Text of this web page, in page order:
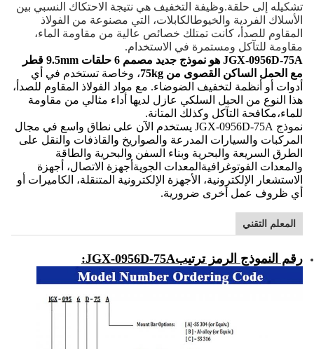
تشكيله إلى حلقة.وظيفة التخفيف هي نتيجة الاحتكاك النسبي بين
الأسلاك الفردية والخيوطالكابلات، التي مصنوعة من الفولاذ
المقاوم للصدأ، كانت تمتلك خصائص عالية من مقاومة الماء،
مقاومة للتآكل ومستمرة في الاستخدام.
JGX-0956D-75A هو نموذج جديد مصمم 6 حلقات 9.5mm قطر
مع الحمل الساكن القصوى من 75kg
، وخاصة تستخدم في أي
أدوات أو أنظمة لتخفيف الضوضاء. مع مواد الفولاذ المقاوم للصدأ،
هذا النوع من الحبل السلكي عازل لديها أداء مثالي من مقاومة
للماء،مكافحة التآكل وكذلك المتانة.
نموذج JGX-0956D-75A يستخدم الآن على نطاق واسع في مجال
المركبات والسيارات المدرعة والصواريخ والقاذفات والنقل على
الطرق السريعة والبحرية وبناء السفن والبحرية والطاقة
والمعدات الفوتوغرافيةالمعدات الجويةأجهزة الاتصال، أجهزة
الاستشعار الإلكترونية، الأجهزة الإلكترونية المتنقلة، الكاميرات أو
أي ظروف عمل أخرى ضرورية.
المعلم التقني
رقم النموذج الرمز ترتيبJGX-0956D-75A
: